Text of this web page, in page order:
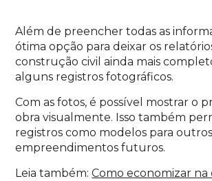
Além de preencher todas as
ótima opção para deixar os
construção civil ainda mais
alguns registros fotográficos.
Com as fotos, é possível mostrar o
obra visualmente. Isso também
registros como modelos para outros
empreendimentos futuros.
Leia também:Como economizar